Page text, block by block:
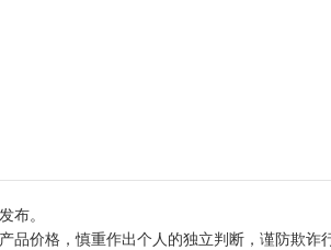
布。
价格，慎重作出个人的独立判断，谨防欺诈行